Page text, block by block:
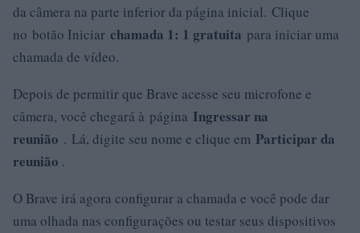
da câmera na parte inferior da página inicial. Clique
no botão Iniciar chamada 1: 1 gratuita para iniciar uma
chamada de vídeo.
Depois de permitir que Brave acesse seu microfone e
câmera, você chegará à página Ingressar na
reunião . Lá, digite seu nome e clique em Participar da
reunião .
O Brave irá agora configurar a chamada e você pode dar
uma olhada nas configurações ou testar seus dispositivos